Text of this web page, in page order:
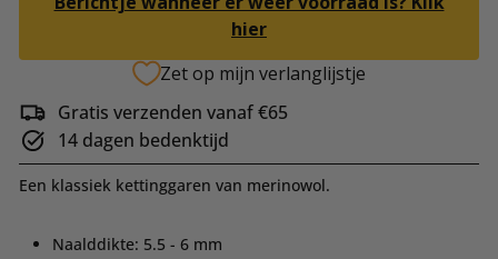
hier
Zet op mijn verlanglijstje
Gratis verzenden vanaf €65
14 dagen bedenktijd
Een klassiek kettinggaren van merinowol.
Naalddikte: 5.5 - 6 mm